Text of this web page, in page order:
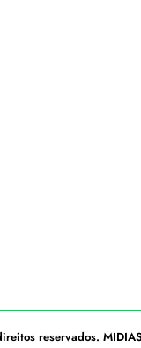
reservados.